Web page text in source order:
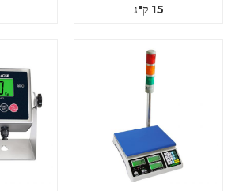
15 ק"ג